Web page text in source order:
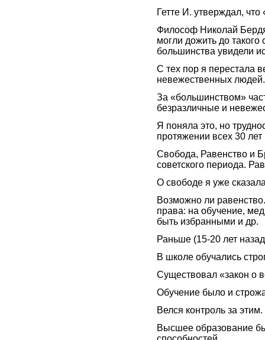
Гетте И. утверждал,
Философ Николай
могли дожить до
большинства увидели
С тех пор я перестала
невежественных людей.
За «большинством»
безразличные и
Я поняла это, но
протяжении всех 30
Свобода, Равенство и
советского периода.
О свободе я уже
Возможно ли
права: на обучение,
быть избранными и др.
Раньше (15-20 лет
В школе обучались
Существовал «закон о
Обучение было и
Велся контроль за
Высшее образование